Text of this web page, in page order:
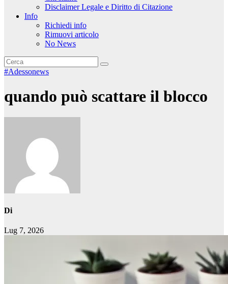
Disclaimer Legale e Diritto di Citazione
Info
Richiedi info
Rimuovi articolo
No News
#Adessonews
quando può scattare il blocco
Di
Lug 7, 2026